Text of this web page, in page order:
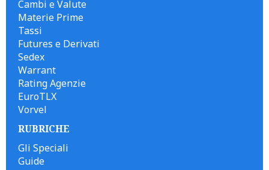
Cambi e Valute
Materie Prime
Tassi
Futures e Derivati
Sedex
Warrant
Rating Agenzie
EuroTLX
Vorvel
RUBRICHE
Gli Speciali
Guide